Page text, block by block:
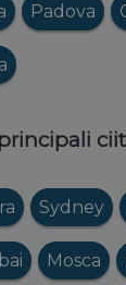
Padova
Sydney
Mosca